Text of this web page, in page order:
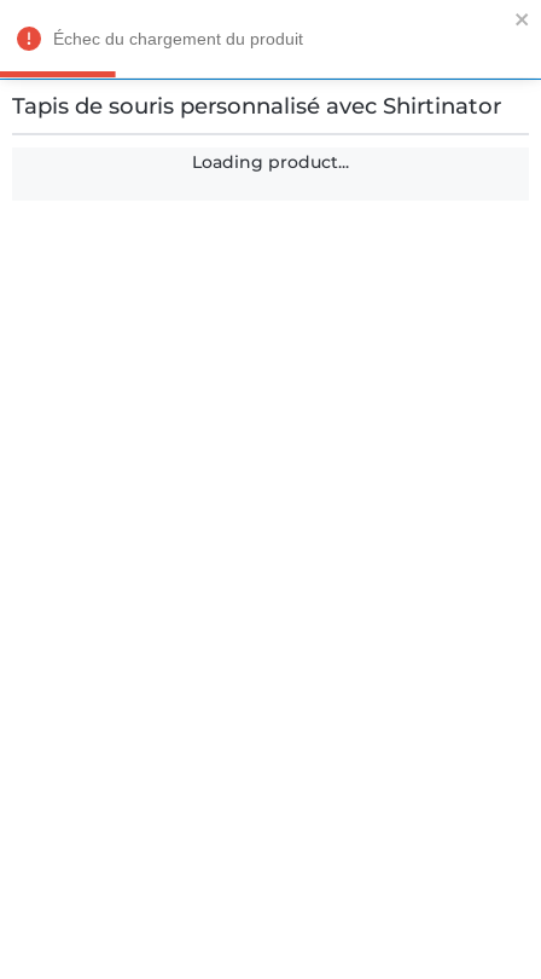
Tapis de souris personnalisé avec Shirtinator
Loading product...
Échec du chargement du produit